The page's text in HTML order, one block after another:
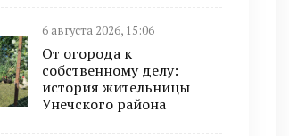
6 августа 2026, 15:06
От огорода к
собственному делу:
история жительницы
Унечского района